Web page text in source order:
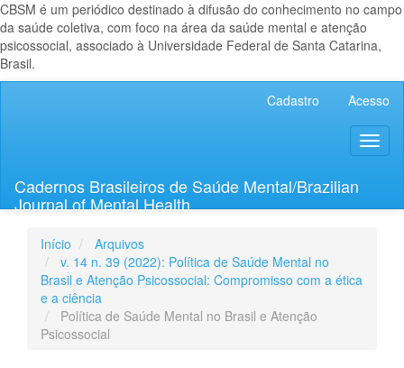
CBSM é um periódico destinado à difusão do conhecimento no campo
da saúde coletiva, com foco na área da saúde mental e atenção
psicossocial, associado à Universidade Federal de Santa Catarina,
Brasil.
Lateral
Cadastro Acesso
Cadernos Brasileiros de Saúde Mental/Brazilian
Journal of Mental Health
Início
Arquivos
v. 14 n. 39 (2022): Política de Saúde Mental no
Brasil e Atenção Psicossocial: Compromisso com a ética
e a ciência
Política de Saúde Mental no Brasil e Atenção
Psicossocial